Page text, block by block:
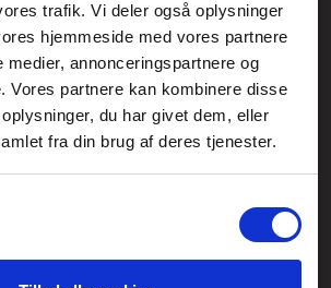
trafik. Vi deler også oplysninger
hjemmeside med vores partnere
medier, annonceringspartnere og
Vores partnere kan kombinere disse
du har givet dem, eller
fra din brug af deres tjenester.
Datasikkerhed/Cookies